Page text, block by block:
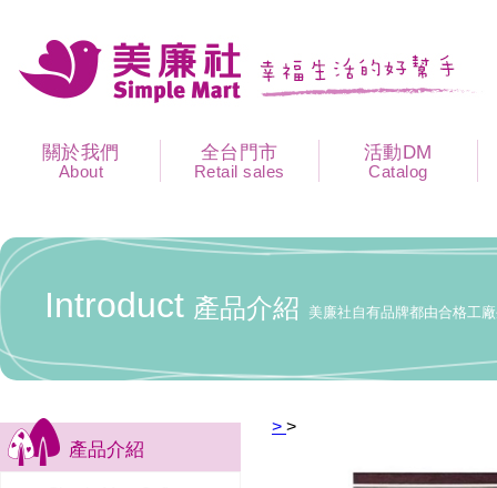
關於我們
About
全台門市
Retail sales
活動DM
Catalog
Introduct 產品介紹 美廉社自有品牌都由合格工
產品介紹
> >